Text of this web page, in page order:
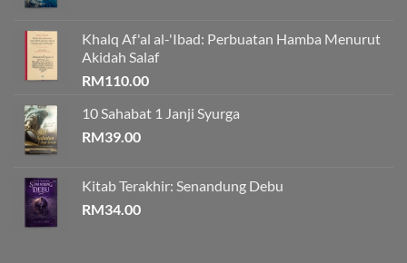
Khalq Af'al al-'Ibad: Perbuatan Hamba Menurut
Akidah Salaf
RM110.00
10 Sahabat 1 Janji Syurga
RM39.00
Kitab Terakhir: Senandung Debu
RM34.00